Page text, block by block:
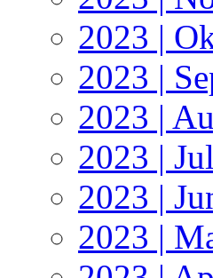
2023 |
2023 |
2023 |
2023 |
2023 |
2023 |